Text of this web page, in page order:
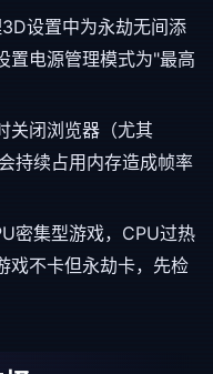
设置中为永劫无间添
置电源管理模式为"最高
关闭浏览器（尤其
持续占用内存造成帧率
密集型游戏，CPU过热
戏不卡但永劫卡，先检